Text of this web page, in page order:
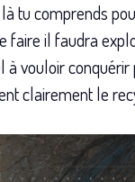
tu comprends
faire il faudra
à vouloir
clairement le